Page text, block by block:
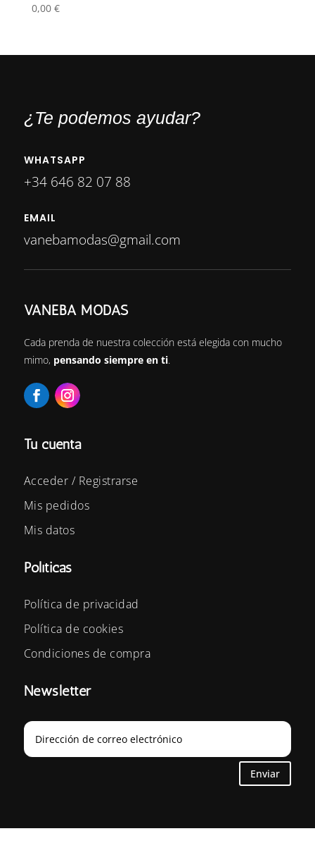
0,00 €
¿Te podemos ayudar?
WHATSAPP
+34 646 82 07 88
EMAIL
vanebamodas@gmail.com
VANEBA MODAS
Cada prenda de nuestra colección está elegida con mucho
mimo, pensando siempre en ti.
Tu cuenta
Acceder / Registrarse
Mis pedidos
Mis datos
Políticas
Política de privacidad
Política de cookies
Condiciones de compra
Newsletter
Enviar